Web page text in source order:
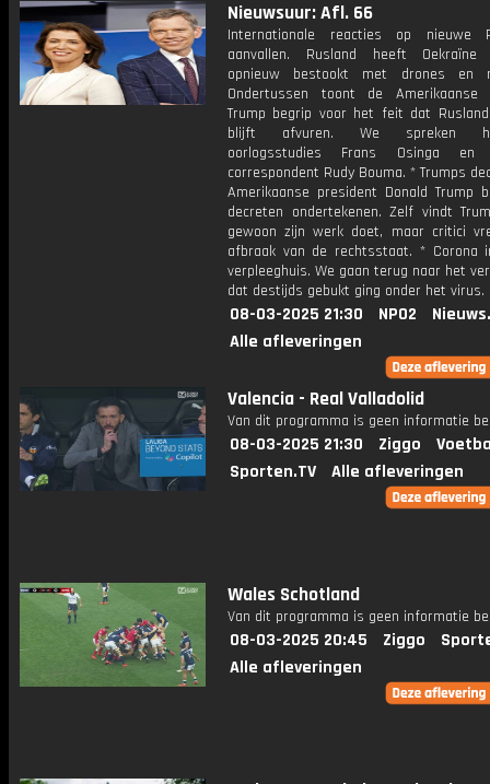
Nieuwsuur: Afl. 66
Internationale reacties op nieuwe
aanvallen. Rusland heeft Oekraïne
opnieuw bestookt met drones en
Ondertussen toont de Amerikaanse
Trump begrip voor het feit dat
blijft afvuren. We spreken
oorlogsstudies Frans Osinga en
correspondent Rudy Bouma. * Trumps
Amerikaanse president Donald Trump
decreten ondertekenen. Zelf vindt
gewoon zijn werk doet, maar critici
afbraak van de rechtsstaat. * Corona
verpleeghuis. We gaan terug naar het
dat destijds gebukt ging onder het virus.
08-03-2025 21:30 NPO2
Alle afleveringen
Valencia - Real Valladolid
Van dit programma is geen informatie
08-03-2025 21:30 Ziggo
Sporten.TV
Alle afleveringen
Wales Schotland
Van dit programma is geen informatie
08-03-2025 20:45 Ziggo
Alle afleveringen